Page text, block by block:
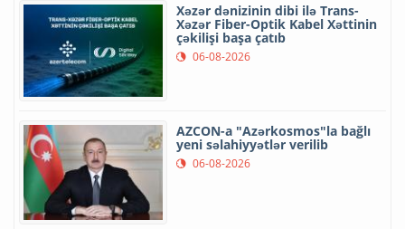
Xəzər dənizinin dibi ilə Trans-
Xəzər Fiber-Optik Kabel Xəttinin
çəkilişi başa çatıb
06-08-2026
AZCON-a "Azərkosmos"la bağlı
yeni səlahiyyətlər verilib
06-08-2026